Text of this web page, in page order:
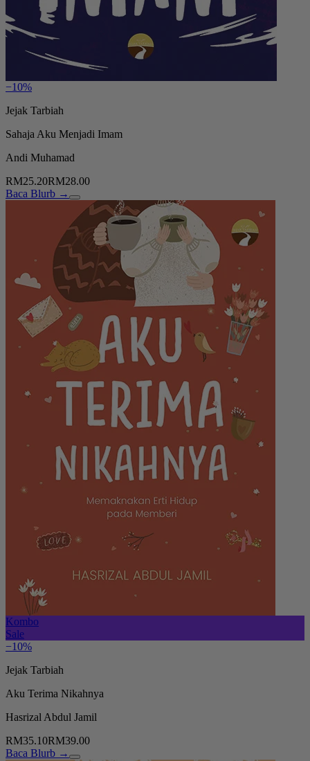
−10%
Jejak Tarbiah
Sahaja Aku Menjadi Imam
Andi Muhamad
RM25.20RM28.00
Baca Blurb →
Kombo
Sale
−10%
Jejak Tarbiah
Aku Terima Nikahnya
Hasrizal Abdul Jamil
RM35.10RM39.00
Baca Blurb →